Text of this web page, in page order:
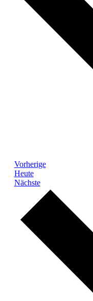
VorherigeVeranstaltungen
Heute
NächsteVeranstaltungen